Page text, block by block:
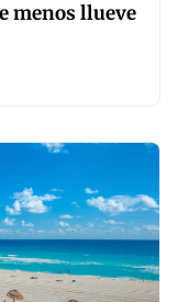
menos llueve